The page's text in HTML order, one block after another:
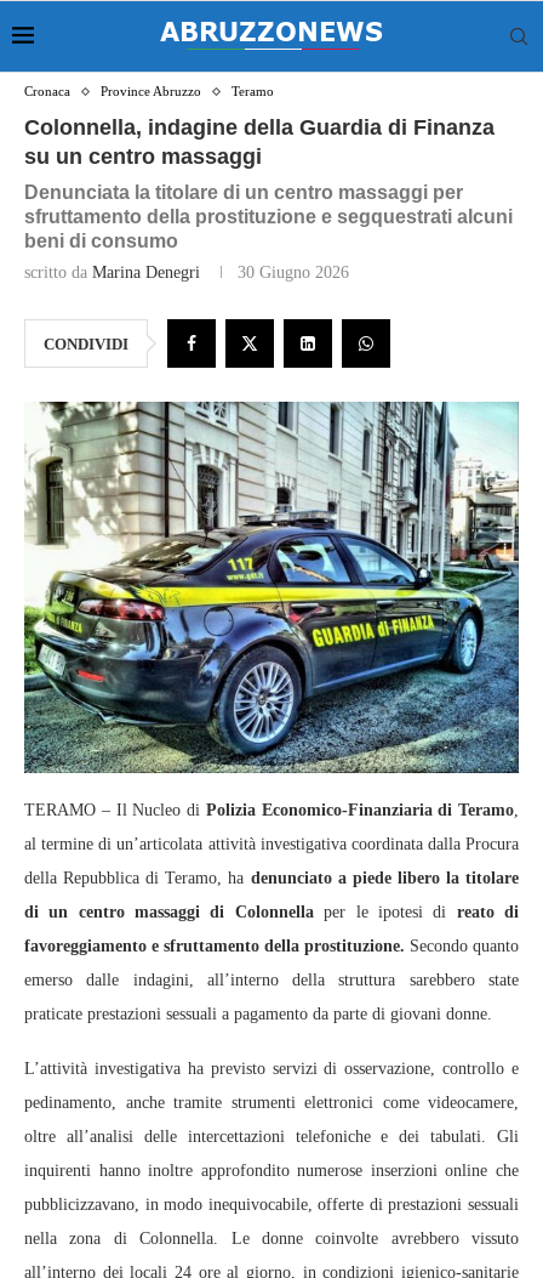
Cronaca Province Abruzzo Teramo
Colonnella, indagine della Guardia di Finanza
su un centro massaggi
Denunciata la titolare di un centro massaggi per
sfruttamento della prostituzione e segquestrati alcuni
beni di consumo
scritto da Marina Denegri 30 Giugno 2026
CONDIVIDI
TERAMO – Il Nucleo di Polizia Economico‑Finanziaria di Teramo,
al termine di un’articolata attività investigativa coordinata dalla Procura
della Repubblica di Teramo, ha denunciato a piede libero la titolare
di un centro massaggi di Colonnellaper le ipotesi di reato di
favoreggiamento e sfruttamento della prostituzione. Secondo quanto
emerso dalle indagini, all’interno della struttura sarebbero state
praticate prestazioni sessuali a pagamento da parte di giovani donne.
L’attività investigativa ha previsto servizi di osservazione, controllo e
pedinamento, anche tramite strumenti elettronici come videocamere,
oltre all’analisi delle intercettazioni telefoniche e dei tabulati. Gli
inquirenti hanno inoltre approfondito numerose inserzioni online che
pubblicizzavano, in modo inequivocabile, offerte di prestazioni sessuali
nella zona di Colonnella. Le donne coinvolte avrebbero vissuto
all’interno dei locali 24 ore al giorno, in condizioni igienico‑sanitarie